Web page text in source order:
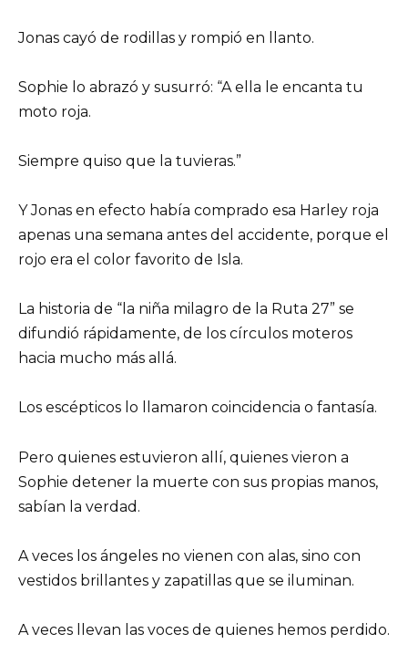
Jonas cayó de rodillas y rompió en llanto.
Sophie lo abrazó y susurró: “A ella le encanta tu
moto roja.
Siempre quiso que la tuvieras.”
Y Jonas en efecto había comprado esa Harley roja
apenas una semana antes del accidente, porque el
rojo era el color favorito de Isla.
La historia de “la niña milagro de la Ruta 27” se
difundió rápidamente, de los círculos moteros
hacia mucho más allá.
Los escépticos lo llamaron coincidencia o fantasía.
Pero quienes estuvieron allí, quienes vieron a
Sophie detener la muerte con sus propias manos,
sabían la verdad.
A veces los ángeles no vienen con alas, sino con
vestidos brillantes y zapatillas que se iluminan.
A veces llevan las voces de quienes hemos perdido.